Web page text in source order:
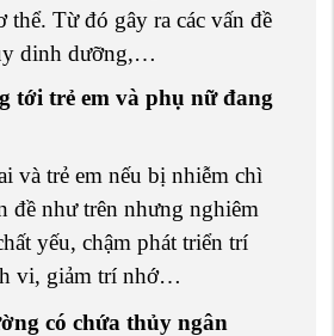
Từ đó gây ra các vấn đề
dinh dưỡng,…
tới trẻ em và phụ nữ đang
và trẻ em nếu bị nhiễm chì
đề như trên nhưng nghiêm
yếu, chậm phát triển trí
vi, giảm trí nhớ…
có chứa thủy ngân